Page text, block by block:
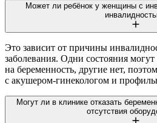
Может ли ребёнок у женщины с
Это зависит от причины
заболевания. Одни состояния могут
на беременность, другие нет,
с акушером-гинекологом и
Могут ли в клинике отказать
отсутствия